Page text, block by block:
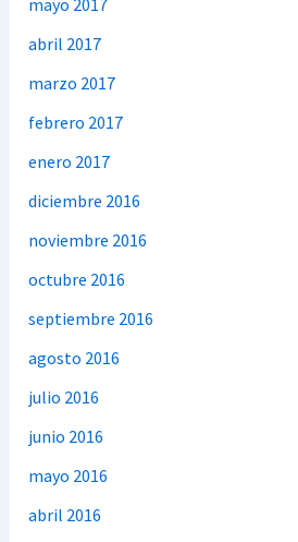
mayo 2017
abril 2017
marzo 2017
febrero 2017
enero 2017
diciembre 2016
noviembre 2016
octubre 2016
septiembre 2016
agosto 2016
julio 2016
junio 2016
mayo 2016
abril 2016